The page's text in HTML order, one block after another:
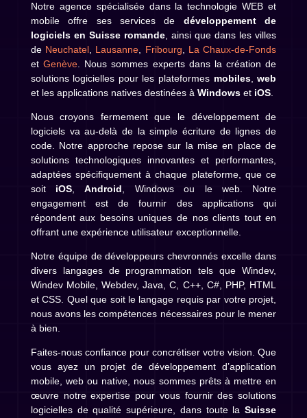
Notre agence spécialisée dans la technologie WEB et
mobile offre ses services de développement de
logiciels en Suisse romande, ainsi que dans les villes
de Neuchatel Lausanne Fribourg
La Chaux-de-Fonds
et Genève. Nous sommes experts dans la création de
solutions logicielles pour les plateformes mobiles,web
et les applications natives destinées à Windowset iOS.
Nous croyons fermement que le développement de
logiciels va au-delà de la simple écriture de lignes de
code. Notre approche repose sur la mise en place de
solutions technologiques innovantes et performantes,
adaptées spécifiquement à chaque plateforme, que ce
soit iOS ,Android , Windows ou le web. Notre
engagement est de fournir des applications qui
répondent aux besoins uniques de nos clients tout en
offrant une expérience utilisateur exceptionnelle.
Notre équipe de développeurs chevronnés excelle dans
divers langages de programmation tels que Windev,
Windev Mobile, Webdev, Java, C, C++, C#, PHP, HTML
et CSS. Quel que soit le langage requis par votre projet,
nous avons les compétences nécessaires pour le mener
à bien.
Faites-nous confiance pour concrétiser votre vision. Que
vous ayez un projet de développement d’application
mobile, web ou native, nous sommes prêts à mettre en
œuvre notre expertise pour vous fournir des solutions
logicielles de qualité supérieure, dans toute laSuisse